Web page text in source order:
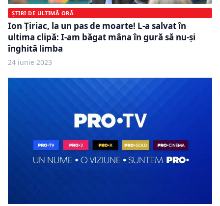
ȘTIRI DE ULTIMĂ ORĂ
Ion Țiriac, la un pas de moarte! L-a salvat în
ultima clipă: I-am băgat mâna în gură să nu-și
înghită limba
24 iunie 2023